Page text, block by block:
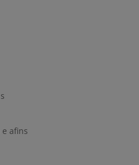
afins